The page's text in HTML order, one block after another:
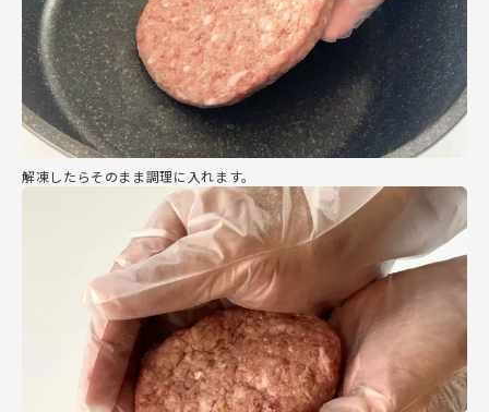
解凍したらそのまま調理に入れます。